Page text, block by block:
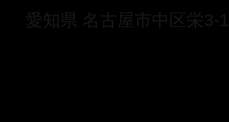
愛知県 名古屋市中区栄3-